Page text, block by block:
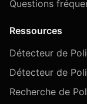
Questions
Ressources
Détecteur de
Détecteur de
Recherche de